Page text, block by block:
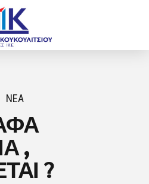
ΝΈΑ
,
?